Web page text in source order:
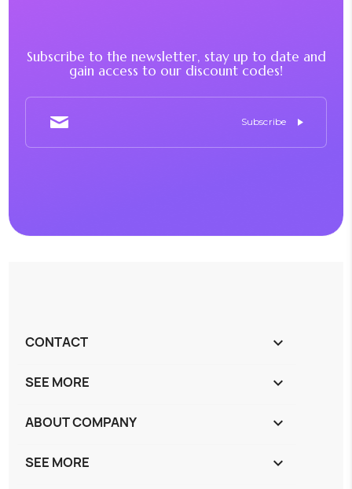
Subscribe to the newsletter, stay up to date and
gain access to our discount codes!
CONTACT keyboard_arrow_down
SEE MORE keyboard_arrow_down
ABOUT COMPANY keyboard_arrow_down
SEE MORE keyboard_arrow_down